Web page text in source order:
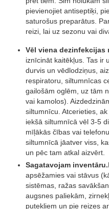
pievienojiet antiseptiķi,
saturošus preparātus.
reizi, lai uz sezonu vai
Vēl viena dezinfekcijas
iznīcināt kaitēkļus. Tas ir
durvis un vēdlodziņus,
respiratoru, siltumnīcas
gailošām oglēm, uz tām
vai kamolos).
siltumnīcu. Atcerieties,
iekšā siltumnīcā vēl 3-5
mīļākās čības vai
siltumnīcā jāatver viss,
un pēc tam atkal aizvērt.
Sagatavojam inventāru.
apsēžamies vai stāvus
sistēmas, ražas
augsnes paliekām,
putekļiem un pie reizes